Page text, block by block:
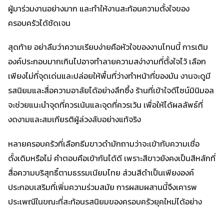
ผู้มาร่วมงานอย่างมาก และทำให้งานสะท้อนความตั้งใจของ
ครอบครัวได้ชัดเจน
สุดท้าย อย่าลืมว่าความเรียบง่ายคือหัวใจของงานโทนนี้ การเติม
องค์ประกอบมากเกินไปอาจทำลายความสง่างามที่ตั้งใจไว้ เลือก
เพียงไม่กี่จุดเด่นและปล่อยให้พื้นที่ว่างทำหน้าที่ของมัน งานจะดูมี
รสนิยมและสื่อความอาลัยได้อย่างลึกซึ้ง ร้านที่เข้าใจดีไซน์มินิมอล
จะช่วยแนะนำจุดที่ควรเน้นและจุดที่ควรเว้น เพื่อให้ได้ผลลัพธ์ที่
งดงามและสมเกียรติผู้ล่วงลับอย่างแท้จริง
หลายครอบครัวที่เลือกธีมขาวดำมักถามว่าจะเข้ากับความเชื่อ
ดั้งเดิมหรือไม่ คำตอบคือเข้ากันได้ดี เพราะสีขาวยังคงเป็นสีหลักที่
สื่อความบริสุทธิ์ตามธรรมเนียมไทย ส่วนสีดำเป็นเพียงองค์
ประกอบเสริมที่เพิ่มความร่วมสมัย การผสมผสานนี้จึงเคารพ
ประเพณีในขณะที่สะท้อนรสนิยมของครอบครัวยุคใหม่ได้อย่าง